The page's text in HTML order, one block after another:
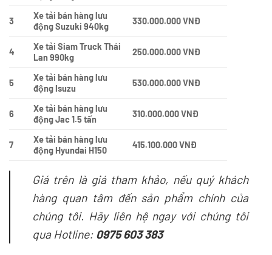
3
Xe tải bán hàng lưu
động Suzuki 940kg
330.000.000 VNĐ
4
Xe tải Siam Truck Thái
Lan 990kg
250.000.000 VNĐ
5
Xe tải bán hàng lưu
động Isuzu
530.000.000 VNĐ
6
Xe tải bán hàng lưu
động Jac 1.5 tấn
310.000.000 VNĐ
7
Xe tải bán hàng lưu
động Hyundai H150
415.100.000 VNĐ
Giá trên là giá tham khảo, nếu quý khách
hàng quan tâm đến sản phẩm chính của
chúng tôi. Hãy liên hệ ngay với chúng tôi
qua Hotline: 0975 603 383